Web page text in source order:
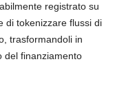
registrato su
di tokenizzare flussi di
trasformandoli in
del finanziamento